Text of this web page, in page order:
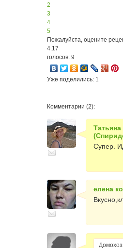
2
3
4
5
Пожалуйста, оцените
4.17
голосов: 9
Уже поделились: 1
Комментарии (2):
Супер.
елена